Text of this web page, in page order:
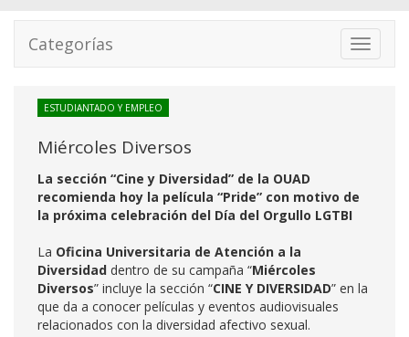
Toggle
Categorías
ESTUDIANTADO Y EMPLEO
Miércoles Diversos
La sección “Cine y Diversidad” de la OUAD
recomienda hoy la película “Pride” con motivo de
la próxima celebración del Día del Orgullo LGTBI
La Oficina Universitaria de Atención a la
Diversidad dentro de su campaña “Miércoles
Diversos” incluye la sección “CINE Y DIVERSIDAD” en la
que da a conocer películas y eventos audiovisuales
relacionados con la diversidad afectivo sexual.